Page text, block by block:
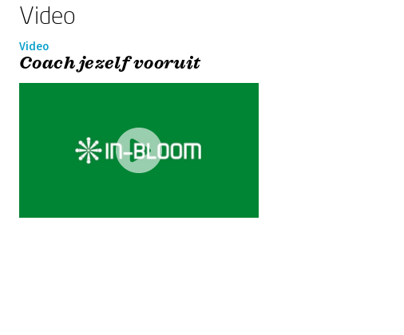
Video
Video
Coach jezelf vooruit